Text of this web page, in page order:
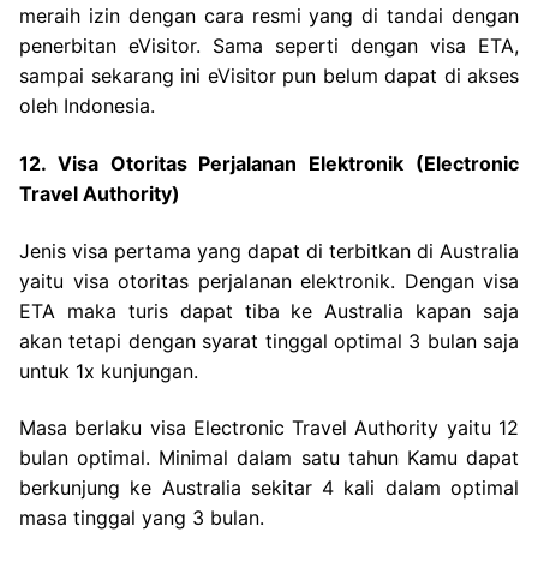
meraih izin dengan cara resmi yang di tandai dengan
penerbitan eVisitor. Sama seperti dengan visa ETA,
sampai sekarang ini eVisitor pun belum dapat di akses
oleh Indonesia.
12. Visa Otoritas Perjalanan Elektronik (Electronic
Travel Authority)
Jenis visa pertama yang dapat di terbitkan di Australia
yaitu visa otoritas perjalanan elektronik. Dengan visa
ETA maka turis dapat tiba ke Australia kapan saja
akan tetapi dengan syarat tinggal optimal 3 bulan saja
untuk 1x kunjungan.
Masa berlaku visa Electronic Travel Authority yaitu 12
bulan optimal. Minimal dalam satu tahun Kamu dapat
berkunjung ke Australia sekitar 4 kali dalam optimal
masa tinggal yang 3 bulan.